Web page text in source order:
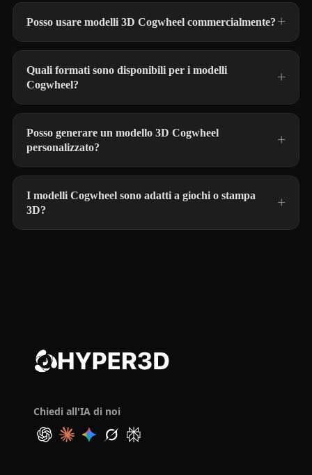
Posso usare modelli 3D Cogwheel commercialmente?
Quali formati sono disponibili per i modelli
Cogwheel?
Posso generare un modello 3D Cogwheel
personalizzato?
I modelli Cogwheel sono adatti a giochi o stampa
3D?
Chiedi all'IA di noi